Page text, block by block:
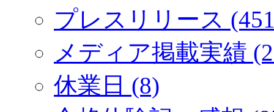
プレスリリース
メディア掲載実績
休業日 (8)